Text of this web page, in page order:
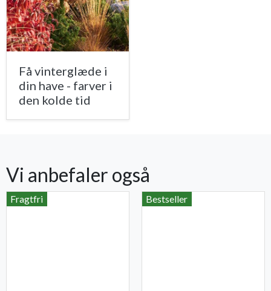
Få vinterglæde i
din have - farver i
den kolde tid
Vi anbefaler også
Fragtfri Bestseller